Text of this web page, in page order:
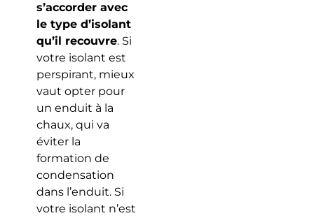
s’accorder avec
le type d’isolant
qu’il recouvre. Si
votre isolant est
perspirant, mieux
vaut opter pour
un enduit à la
chaux, qui va
éviter la
formation de
condensation
dans l’enduit. Si
votre isolant n’est